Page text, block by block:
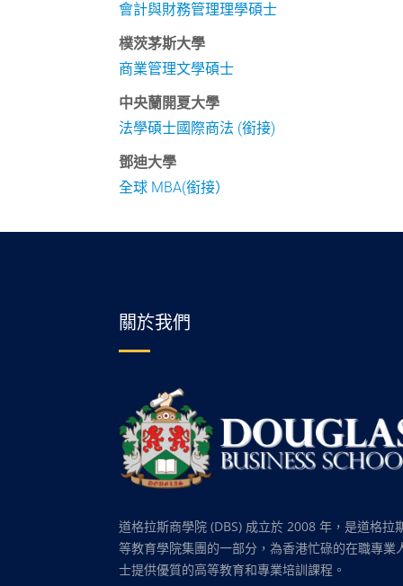
會計與財務管理理學碩士
樸茨茅斯大學
商業管理文學碩士
中央蘭開夏大學
法學碩士國際商法 (銜接)
鄧迪大學
全球 MBA(銜接）
關於我們
道格拉斯商學院 (DBS) 成立於 2008 年，是道格拉
等教育學院集團的一部分，為香港忙碌的在職專業
士提供優質的高等教育和專業培訓課程。